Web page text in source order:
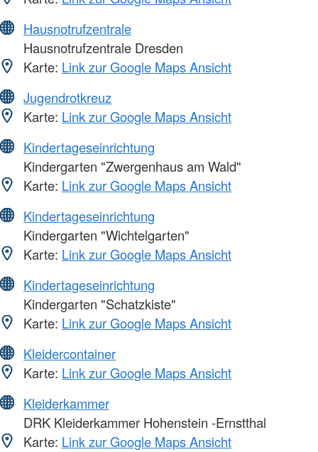
Hausnotrufzentrale
Hausnotrufzentrale Dresden
Karte: Link zur Google Maps Ansicht
Jugendrotkreuz
Karte: Link zur Google Maps Ansicht
Kindertageseinrichtung
Kindergarten "Zwergenhaus am Wald"
Karte: Link zur Google Maps Ansicht
Kindertageseinrichtung
Kindergarten "Wichtelgarten"
Karte: Link zur Google Maps Ansicht
Kindertageseinrichtung
Kindergarten "Schatzkiste"
Karte: Link zur Google Maps Ansicht
Kleidercontainer
Karte: Link zur Google Maps Ansicht
Kleiderkammer
DRK Kleiderkammer Hohenstein -Ernstthal
Karte: Link zur Google Maps Ansicht